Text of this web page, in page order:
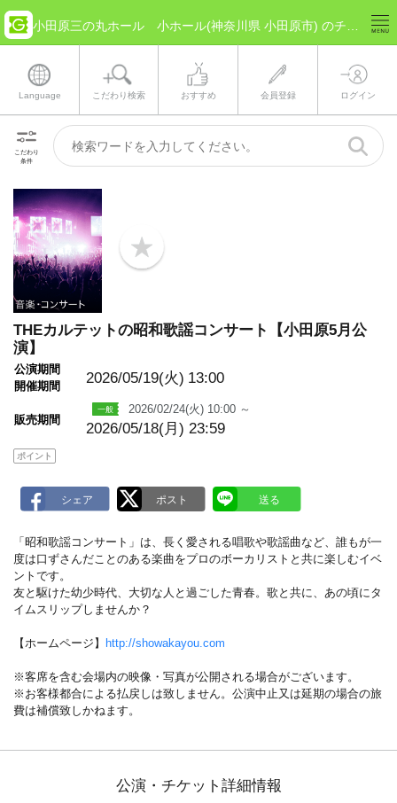
Language こだわり検索 おすすめ 会員登録 ログイン
こだわり
条件
b
o
a
r
THEカルテットの昭和歌謡コンサート【小田原5月公
演】
公演期間
開催期間
2026/05/19(火) 13:00
販売期間
2026/02/24(火) 10:00 ～
2026/05/18(月) 23:59
ポイント
「昭和歌謡コンサート」は、長く愛される唱歌や歌謡曲など、誰もが一
度は口ずさんだことのある楽曲をプロのボーカリストと共に楽しむイベ
ントです。
友と駆けた幼少時代、大切な人と過ごした青春。歌と共に、あの頃にタ
イムスリップしませんか？
【ホームページ】 http://showakayou.com
※客席を含む会場内の映像・写真が公開される場合がございます。
※お客様都合による払戻しは致しません。公演中止又は延期の場合の旅
費は補償致しかねます。
公演・チケット詳細情報